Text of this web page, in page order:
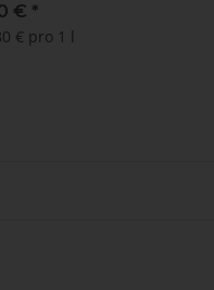
€ *
€ pro 1 l